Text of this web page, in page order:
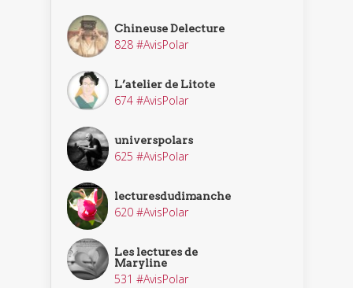
Chineuse Delecture
828 #AvisPolar
L’atelier de Litote
674 #AvisPolar
universpolars
625 #AvisPolar
lecturesdudimanche
620 #AvisPolar
Les lectures de
Maryline
531 #AvisPolar